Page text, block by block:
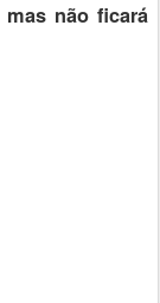
não ficará